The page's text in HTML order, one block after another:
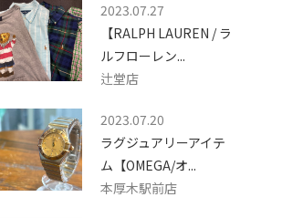
2023.07.27
【RALPH LAUREN / ラ
ルフローレン...
辻堂店
2023.07.20
ラグジュアリーアイテ
ム【OMEGA/オ...
本厚木駅前店